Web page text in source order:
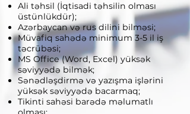
Ali təhsil (İqtisadi təhsilin olması
üstünlükdür);
Azərbaycan və rus dilini bilməsi;
Müvafiq sahədə minimum 3-5 il iş
təcrübəsi;
MS Office (Word, Excel) yüksək
səviyyədə bilmək;
Sənədləşdirmə və yazışma işlərini
yüksək səviyyədə bacarmaq;
Tikinti sahəsi barədə məlumatlı